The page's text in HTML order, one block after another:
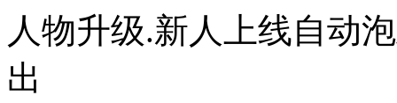
人物升级.新人上线自动
出